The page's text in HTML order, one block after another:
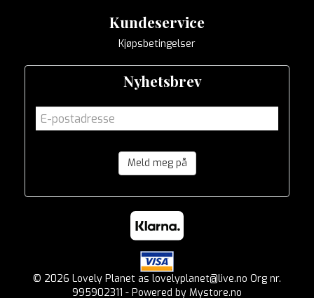
Kundeservice
Kjøpsbetingelser
Nyhetsbrev
Meld meg på
© 2026 Lovely Planet as lovelyplanet@live.no Org nr.
995902311 - Powered by Mystore.no